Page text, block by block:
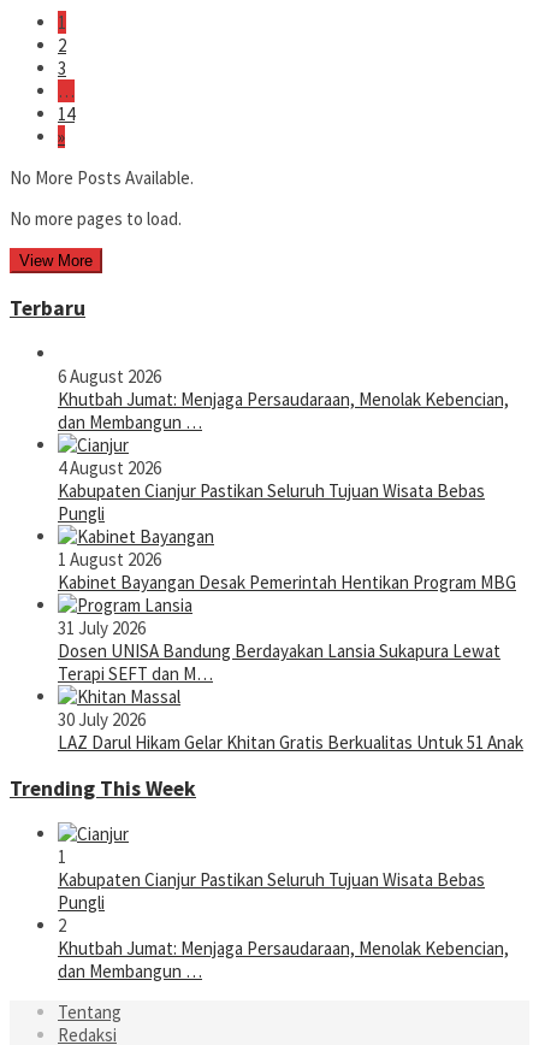
1
2
3
…
14
»
No More Posts Available.
No more pages to load.
View More
Terbaru
6 August 2026
Khutbah Jumat: Menjaga Persaudaraan, Menolak Kebencian,
dan Membangun …
4 August 2026
Kabupaten Cianjur Pastikan Seluruh Tujuan Wisata Bebas
Pungli
1 August 2026
Kabinet Bayangan Desak Pemerintah Hentikan Program MBG
31 July 2026
Dosen UNISA Bandung Berdayakan Lansia Sukapura Lewat
Terapi SEFT dan M…
30 July 2026
LAZ Darul Hikam Gelar Khitan Gratis Berkualitas Untuk 51 Anak
Trending This Week
1
Kabupaten Cianjur Pastikan Seluruh Tujuan Wisata Bebas
Pungli
2
Khutbah Jumat: Menjaga Persaudaraan, Menolak Kebencian,
dan Membangun …
Tentang
Redaksi